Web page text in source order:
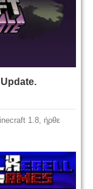
1.8, ήρθε